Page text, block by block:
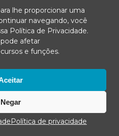
lhe proporcionar uma
navegando, você
Política de Privacidade.
afetar
e funções.
Negar
Política de privacidade
nossa Política de Privacidade
reservados.
privacidade